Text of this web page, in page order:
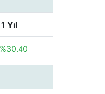
1 Yıl
%30.40